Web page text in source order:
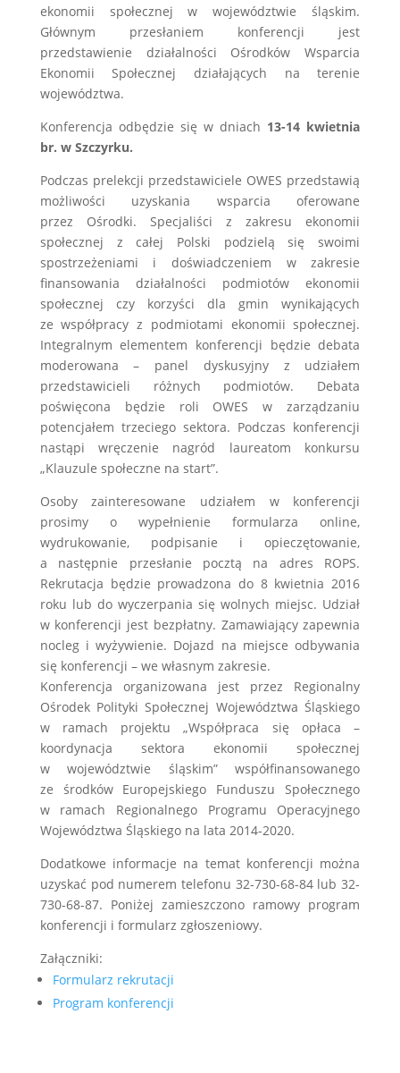
ekonomii społecznej w województwie śląskim.
Głównym przesłaniem konferencji jest
przedstawienie działalności Ośrodków Wsparcia
Ekonomii Społecznej działających na terenie
województwa.
Konferencja odbędzie się w dniach 13-14 kwietnia
br. w Szczyrku.
Podczas prelekcji przedstawiciele OWES przedstawią
możliwości uzyskania wsparcia oferowane
przez Ośrodki. Specjaliści z zakresu ekonomii
społecznej z całej Polski podzielą się swoimi
spostrzeżeniami i doświadczeniem w zakresie
finansowania działalności podmiotów ekonomii
społecznej czy korzyści dla gmin wynikających
ze współpracy z podmiotami ekonomii społecznej.
Integralnym elementem konferencji będzie debata
moderowana – panel dyskusyjny z udziałem
przedstawicieli różnych podmiotów. Debata
poświęcona będzie roli OWES w zarządzaniu
potencjałem trzeciego sektora. Podczas konferencji
nastąpi wręczenie nagród laureatom konkursu
„Klauzule społeczne na start”.
Osoby zainteresowane udziałem w konferencji
prosimy o wypełnienie formularza online,
wydrukowanie, podpisanie i opieczętowanie,
a następnie przesłanie pocztą na adres ROPS.
Rekrutacja będzie prowadzona do 8 kwietnia 2016
roku lub do wyczerpania się wolnych miejsc. Udział
w konferencji jest bezpłatny. Zamawiający zapewnia
nocleg i wyżywienie. Dojazd na miejsce odbywania
się konferencji – we własnym zakresie.
Konferencja organizowana jest przez Regionalny
Ośrodek Polityki Społecznej Województwa Śląskiego
w ramach projektu „Współpraca się opłaca –
koordynacja sektora ekonomii społecznej
w województwie śląskim” współfinansowanego
ze środków Europejskiego Funduszu Społecznego
w ramach Regionalnego Programu Operacyjnego
Województwa Śląskiego na lata 2014-2020.
Dodatkowe informacje na temat konferencji można
uzyskać pod numerem telefonu 32-730-68-84 lub 32-
730-68-87. Poniżej zamieszczono ramowy program
konferencji i formularz zgłoszeniowy.
Załączniki:
Formularz rekrutacji
Program konferencji